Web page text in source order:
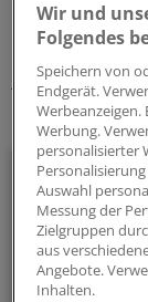
Schlagworte:
Berufspolitik
Ihr
Politik &
Mit diesem
Geschehen
Hintergründen
Wir und
Folgendes
Speichern von
Endgerät.
Werbung.
personalisierter
Auswahl
Messung der
Zielgruppen
aus
Angebote.
Inhalten.